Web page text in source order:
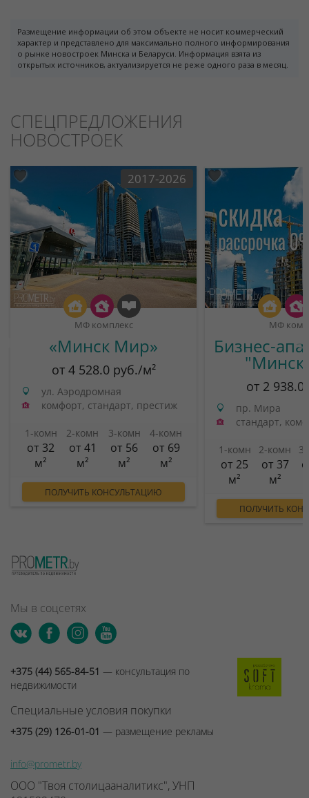
Размещение информации об этом объекте не носит коммерческий
характер и представлено для максимально полного информирования
о рынке новостроек Минска и Беларуси. Информация взята из
открытых источников, актуализируется не реже одного раза в месяц.
СПЕЦПРЕДЛОЖЕНИЯ
НОВОСТРОЕК
2017-2026
МФ комплекс
«Минск Мир»
от 4 528.0 руб./м²
ул. Аэродромная
комфорт, стандарт, престиж
1-комн
от 32
м²
2-комн
от 41
м²
3-комн
от 56
м²
4-комн
от 69
м²
ПОЛУЧИТЬ КОНСУЛЬТАЦИЮ
МФ
Бизнес-
от 2
пр. Мира
стандарт,
1-комн
от 25
м²
2-комн
от 37
м²
ПОЛУЧИТЬ
Мы в соцсетях
+375 (44) 565-84-51 — консультация по
недвижимости
Специальные условия покупки
+375 (29) 126-01-01 — размещение рекламы
info@prometr.by
ООО "Твоя столицааналитикс", УНП